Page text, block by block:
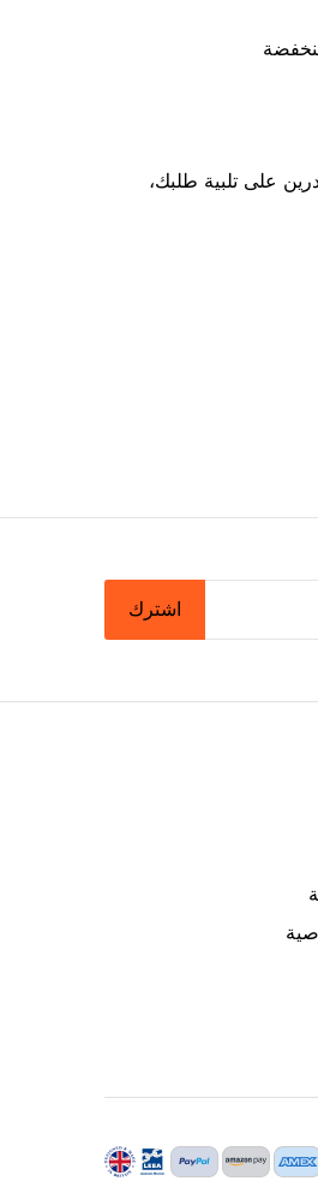
على تلبية طلبك،
اشترك